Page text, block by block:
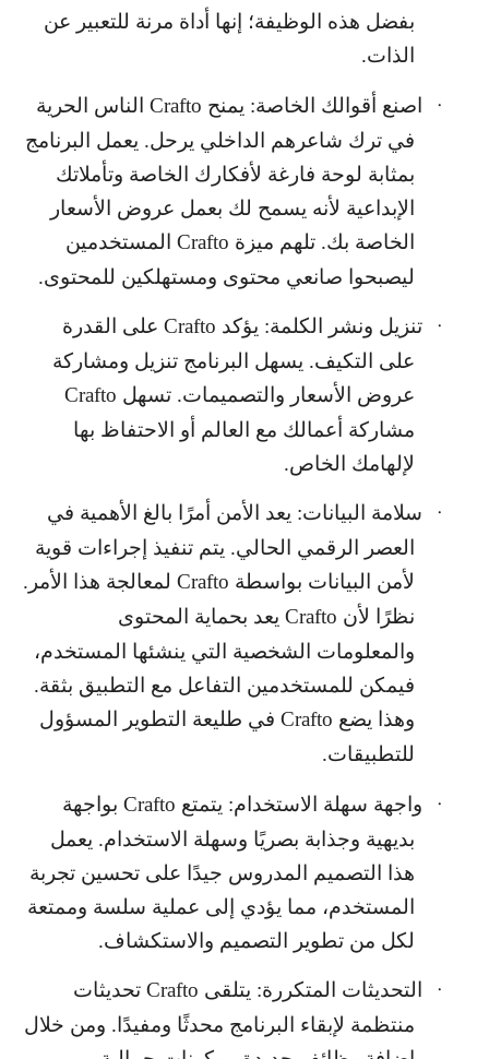
بفضل هذه الوظيفة؛ إنها أداة مرنة للتعبير عن
الذات.
· اصنع أقوالك الخاصة: يمنح Crafto الناس الحرية
في ترك شاعرهم الداخلي يرحل. يعمل البرنامج
بمثابة لوحة فارغة لأفكارك الخاصة وتأملاتك
الإبداعية لأنه يسمح لك بعمل عروض الأسعار
الخاصة بك. تلهم ميزة Crafto المستخدمين
ليصبحوا صانعي محتوى ومستهلكين للمحتوى.
· تنزيل ونشر الكلمة: يؤكد Crafto على القدرة
على التكيف. يسهل البرنامج تنزيل ومشاركة
عروض الأسعار والتصميمات. تسهل Crafto
مشاركة أعمالك مع العالم أو الاحتفاظ بها
لإلهامك الخاص.
·
سلامة البيانات: يعد الأمن أمرًا بالغ الأهمية في
العصر الرقمي الحالي. يتم تنفيذ إجراءات قوية
لأمن البيانات بواسطة Crafto لمعالجة هذا الأمر.
نظرًا لأن Crafto يعد بحماية المحتوى
والمعلومات الشخصية التي ينشئها المستخدم،
فيمكن للمستخدمين التفاعل مع التطبيق بثقة.
وهذا يضع Crafto في طليعة التطوير المسؤول
للتطبيقات.
· واجهة سهلة الاستخدام: يتمتع Crafto بواجهة
بديهية وجذابة بصريًا وسهلة الاستخدام. يعمل
هذا التصميم المدروس جيدًا على تحسين تجربة
المستخدم، مما يؤدي إلى عملية سلسة وممتعة
لكل من تطوير التصميم والاستكشاف.
· التحديثات المتكررة: يتلقى Crafto تحديثات
منتظمة لإبقاء البرنامج محدثًا ومفيدًا. ومن خلال